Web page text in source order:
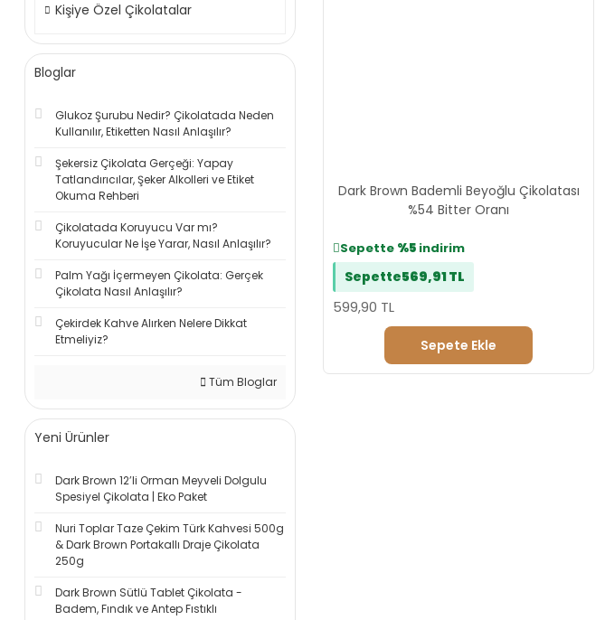
Kişiye Özel Çikolatalar
Bloglar
Glukoz Şurubu Nedir? Çikolatada Neden
Kullanılır, Etiketten Nasıl Anlaşılır?
Şekersiz Çikolata Gerçeği: Yapay
Tatlandırıcılar, Şeker Alkolleri ve Etiket
Okuma Rehberi
Çikolatada Koruyucu Var mı?
Koruyucular Ne İşe Yarar, Nasıl Anlaşılır?
Palm Yağı İçermeyen Çikolata: Gerçek
Çikolata Nasıl Anlaşılır?
Çekirdek Kahve Alırken Nelere Dikkat
Etmeliyiz?
Tüm Bloglar
Yeni Ürünler
Dark Brown 12’li Orman Meyveli Dolgulu
Spesiyel Çikolata | Eko Paket
Nuri Toplar Taze Çekim Türk Kahvesi 500g
& Dark Brown Portakallı Draje Çikolata
250g
Dark Brown Sütlü Tablet Çikolata -
Badem, Fındık ve Antep Fıstıklı
Dark Brown Bademli Beyoğlu Çikolatası
%54 Bitter Oranı
Sepette %5 indirim
Sepette569,91 TL
599,90 TL
Sepete Ekle